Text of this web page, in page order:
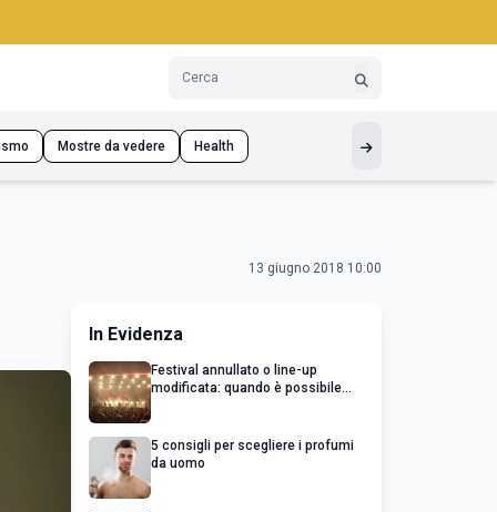
Mostre da vedere Health
13 giugno 2018 10:00
In Evidenza
Festival annullato o line-up
modificata: quando è possibile
5 consigli per scegliere i profumi
da uomo